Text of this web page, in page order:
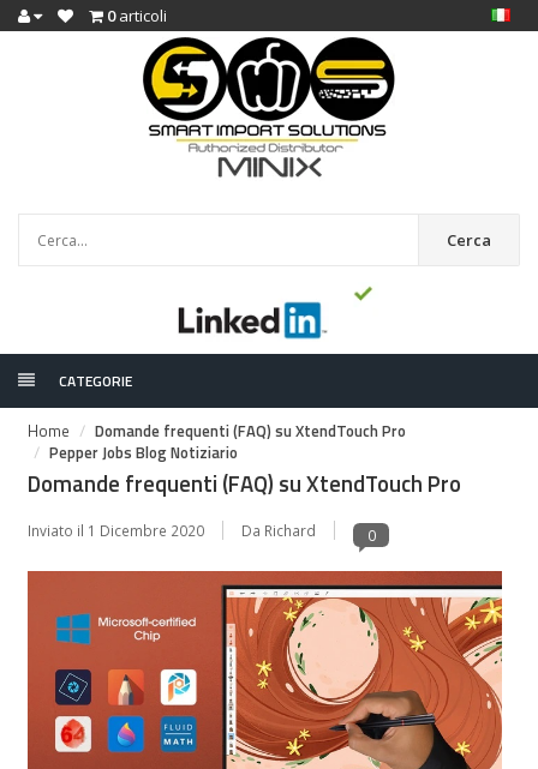
0articoli
Cerca
CATEGORIE
Home
Domande frequenti (FAQ) su XtendTouch Pro
Pepper Jobs Blog Notiziario
Domande frequenti (FAQ) su XtendTouch Pro
Inviato il 1 Dicembre 2020 Da Richard 0